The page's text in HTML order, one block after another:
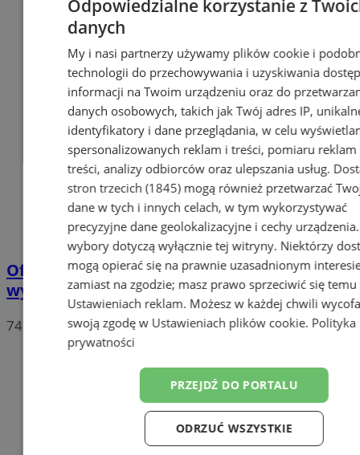
Oficjalne wyniki wyborów: W Chorzowie
wygrywa Rafał Trzaskowski!
74
Odpowiedzialne korzystanie z
danych
My i nasi partnerzy używamy plików cookie i
technologii do przechowywania i uzyskiwania
informacji na Twoim urządzeniu oraz do
danych osobowych, takich jak Twój adres IP,
identyfikatory i dane przeglądania, w celu
spersonalizowanych reklam i treści, pomiaru reklam
treści, analizy odbiorców oraz ulepszania usług.
stron trzecich (1845)mogą również przetwarzać
dane w tych i innych celach, w tym wykorzystywać
precyzyjne dane geolokalizacyjne i cechy
wybory dotyczą wyłącznie tej witryny. Niektórzy
mogą opierać się na prawnie uzasadnionym
zamiast na zgodzie; masz prawo sprzeciwić się temu
Ustawieniach reklam. Możesz w każdej chwili
swoją zgodę w Ustawieniach plików cookie. Polityka
prywatności
PRZEJDŹ DO PORTALU
ODRZUĆ WSZYSTKIE